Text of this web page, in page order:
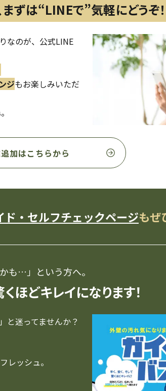
まずは“LINEで”気軽にどうぞ！
なのが、公式LINE
ジもお楽しみいただ
加はこちらから
ド・セルフチェックページもぜ
も…」 という方へ。
ほどキレイになります！
と迷ってませんか？
レッシュ。